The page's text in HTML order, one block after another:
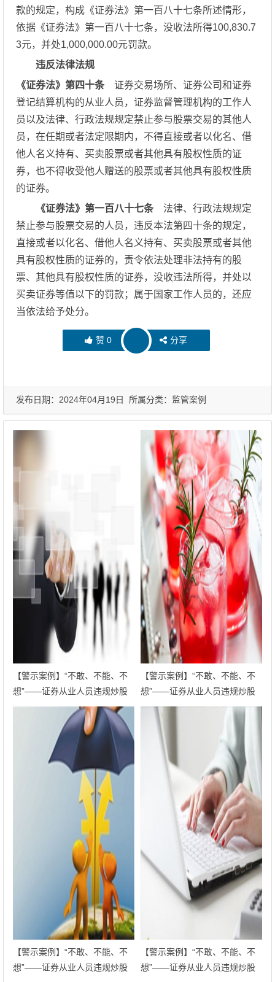
款的规定，构成《证券法》第一百八十七条所述情形，
依据《证券法》第一百八十七条，没收法所得100,830.7
3元，并处1,000,000.00元罚款。
违反法律法规
《证券法》第四十条证券交易场所、证券公司和证券
登记结算机构的从业人员，证券监督管理机构的工作人
员以及法律、行政法规规定禁止参与股票交易的其他人
员，在任期或者法定限期内，不得直接或者以化名、借
他人名义持有、买卖股票或者其他具有股权性质的证
券，也不得收受他人赠送的股票或者其他具有股权性质
的证券。
《证券法》第一百八十七条法律、行政法规规定
禁止参与股票交易的人员，违反本法第四十条的规定，
直接或者以化名、借他人名义持有、买卖股票或者其他
具有股权性质的证券的，责令依法处理非法持有的股
票、其他具有股权性质的证券，没收违法所得，并处以
买卖证券等值以下的罚款；属于国家工作人员的，还应
当依法给予处分。
赞 0 分享
发布日期：2024年04月19日 所属分类： 监管案例
【警示案例】“不敢、不能、不
想”——证券从业人员违规炒股
典型案例警示教育（十三）
【警示案例】“不敢、不能、不
想”——证券从业人员违规炒股
典型案例警示教育（十二）
【警示案例】“不敢、不能、不
想”——证券从业人员违规炒股
【警示案例】“不敢、不能、不
想”——证券从业人员违规炒股